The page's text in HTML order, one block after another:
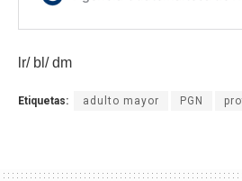
lr/ bl/ dm
Etiquetas: adulto mayor PGN